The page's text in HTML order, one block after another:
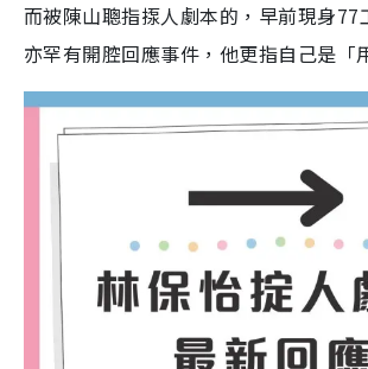
而被陳山聰指揼人劇本的，早前現身77
亦罕有開腔回應事件，他更指自己是「